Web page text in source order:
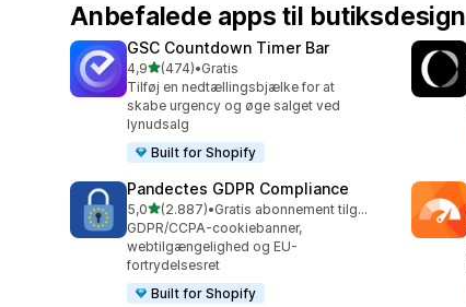
Anbefalede apps til butiksdesign
GSC Countdown Timer Bar
4,9ud af 5 stjerner
(474)
474 anmeldelser i alt
•Gratis
Tilføj en nedtællingsbjælke for at
skabe urgency og øge salget ved
lynudsalg
Built for Shopify
Pandectes GDPR Compliance
5,0ud af 5 stjerner
(2.887)
2887 anmeldelser i alt
•
Gratis abonnement tilgængeligt
GDPR/CCPA-cookiebanner,
webtilgængelighed og EU-
fortrydelsesret
Built for Shopify